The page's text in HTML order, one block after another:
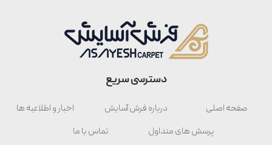
دسترسی سریع
صفحه اصلی درباره فرش آسایش
اخبار و اطلاعیه ها
پرسش های متداول
تماس با ما